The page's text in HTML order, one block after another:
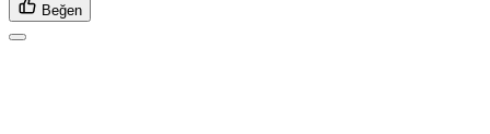
Beğen